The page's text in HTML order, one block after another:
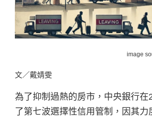
image
文／戴婧雯
為了抑制過熱的房市，中央銀行在
了第七波選擇性信用管制，因其力